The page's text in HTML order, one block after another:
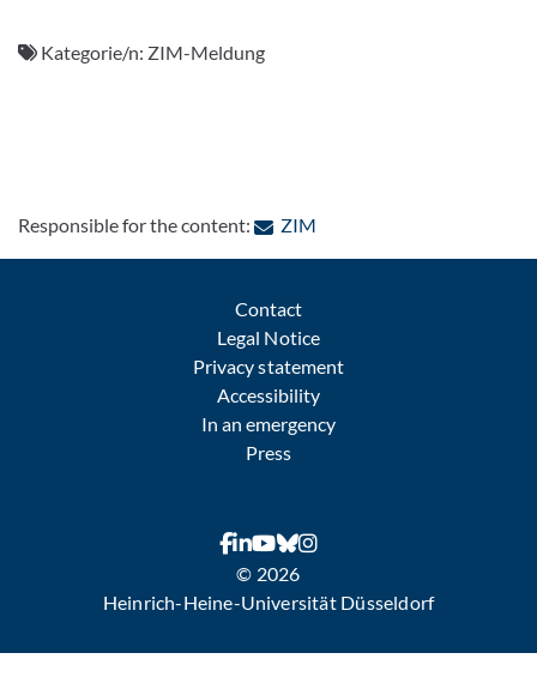
Kategorie/n: ZIM-Meldung
Responsible for the content: ZIM: Contact by e-mail
Contact
Legal Notice
Privacy statement
Accessibility
In an emergency
Press
© 2026
Heinrich-Heine-Universität Düsseldorf